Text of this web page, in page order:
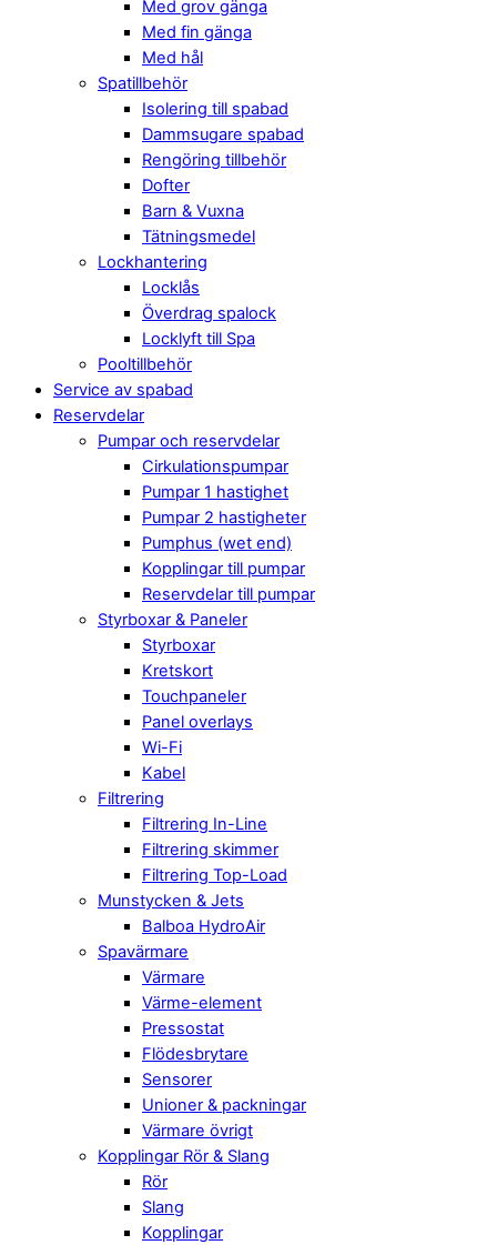
Med grov gänga
Med fin gänga
Med hål
Spatillbehör
Isolering till spabad
Dammsugare spabad
Rengöring tillbehör
Dofter
Barn & Vuxna
Tätningsmedel
Lockhantering
Locklås
Överdrag spalock
Locklyft till Spa
Pooltillbehör
Service av spabad
Reservdelar
Pumpar och reservdelar
Cirkulationspumpar
Pumpar 1 hastighet
Pumpar 2 hastigheter
Pumphus (wet end)
Kopplingar till pumpar
Reservdelar till pumpar
Styrboxar & Paneler
Styrboxar
Kretskort
Touchpaneler
Panel overlays
Wi-Fi
Kabel
Filtrering
Filtrering In-Line
Filtrering skimmer
Filtrering Top-Load
Munstycken & Jets
Balboa HydroAir
Spavärmare
Värmare
Värme-element
Pressostat
Flödesbrytare
Sensorer
Unioner & packningar
Värmare övrigt
Kopplingar Rör & Slang
Rör
Slang
Kopplingar